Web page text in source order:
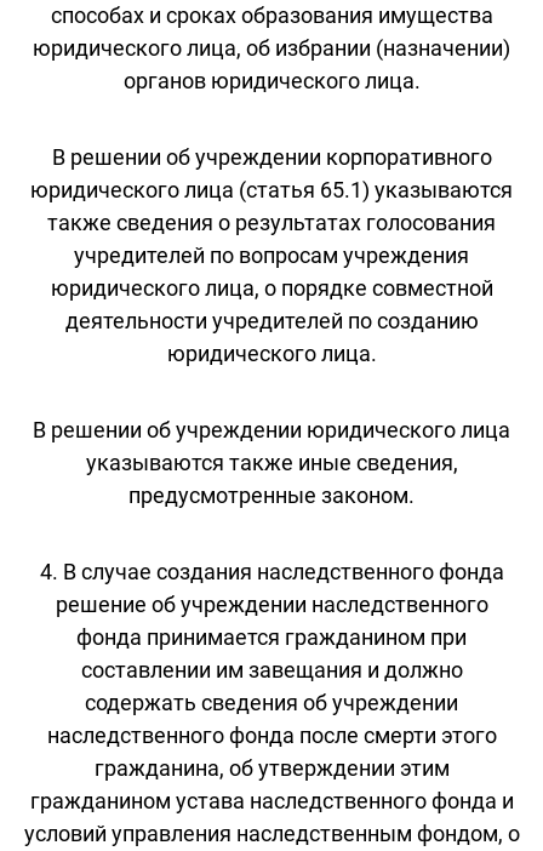
способах и сроках образования имущества
юридического лица, об избрании (назначении)
органов юридического лица.
В решении об учреждении корпоративного
юридического лица (статья 65.1) указываются
также сведения о результатах голосования
учредителей по вопросам учреждения
юридического лица, о порядке совместной
деятельности учредителей по созданию
юридического лица.
В решении об учреждении юридического лица
указываются также иные сведения,
предусмотренные законом.
4. В случае создания наследственного фонда
решение об учреждении наследственного
фонда принимается гражданином при
составлении им завещания и должно
содержать сведения об учреждении
наследственного фонда после смерти этого
гражданина, об утверждении этим
гражданином устава наследственного фонда и
условий управления наследственным фондом, о